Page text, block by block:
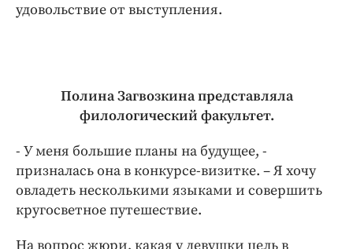
удовольствие от выступления.
Полина Загвозкина представляла
филологический факультет.
- У меня большие планы на будущее, -
призналась она в конкурсе-визитке. – Я хочу
овладеть несколькими языками и совершить
кругосветное путешествие.